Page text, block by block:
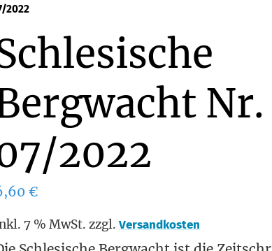
2022
Nr.
2022
€
7 % MwSt. zzgl.Versandkosten